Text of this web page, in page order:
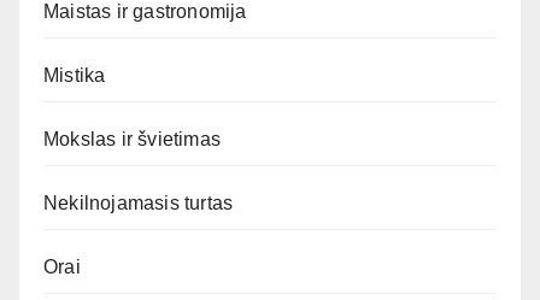
Maistas ir gastronomija
Mistika
Mokslas ir švietimas
Nekilnojamasis turtas
Orai